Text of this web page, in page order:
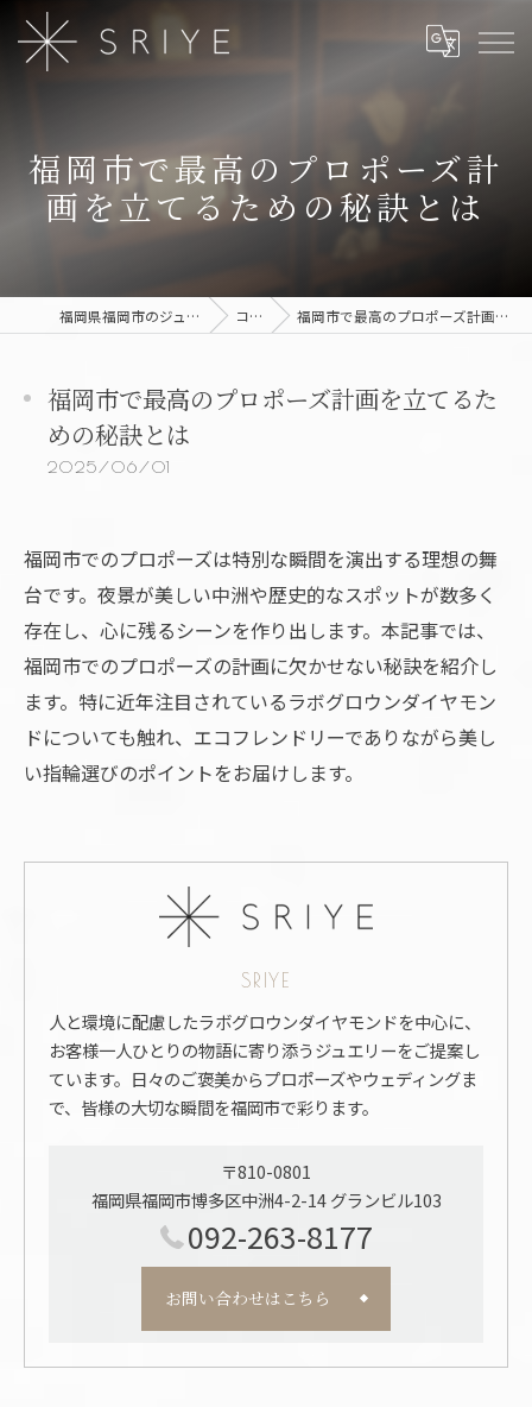
福岡市で最高のプロポーズ計
画を立てるための秘訣とは
福岡県福岡市のジュエリーならSRIYE コラム 福岡市で最高のプロポーズ計画を立てるための秘訣とは
福岡市で最高のプロポーズ計画を立てるた
めの秘訣とは
2025/06/01
福岡市でのプロポーズは特別な瞬間を演出する理想の舞
台です。夜景が美しい中洲や歴史的なスポットが数多く
存在し、心に残るシーンを作り出します。本記事では、
福岡市でのプロポーズの計画に欠かせない秘訣を紹介し
ます。特に近年注目されているラボグロウンダイヤモン
ドについても触れ、エコフレンドリーでありながら美し
い指輪選びのポイントをお届けします。
SRIYE
人と環境に配慮したラボグロウンダイヤモンドを中心に、
お客様一人ひとりの物語に寄り添うジュエリーをご提案し
ています。日々のご褒美からプロポーズやウェディングま
で、皆様の大切な瞬間を福岡市で彩ります。
〒810-0801
福岡県福岡市博多区中洲4-2-14 グランビル103
092-263-8177
お問い合わせはこちら